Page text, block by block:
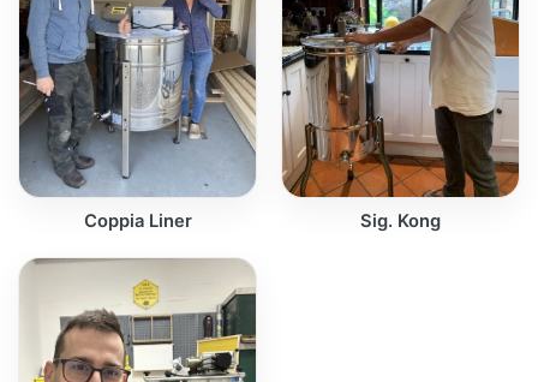
Coppia Liner Sig. Kong